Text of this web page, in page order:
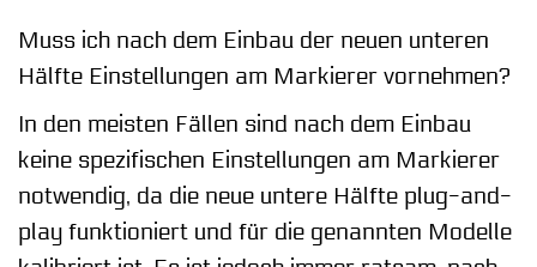
Muss ich nach dem Einbau der neuen unteren
Hälfte Einstellungen am Markierer vornehmen?
In den meisten Fällen sind nach dem Einbau
keine spezifischen Einstellungen am Markierer
notwendig, da die neue untere Hälfte plug-and-
play funktioniert und für die genannten Modelle